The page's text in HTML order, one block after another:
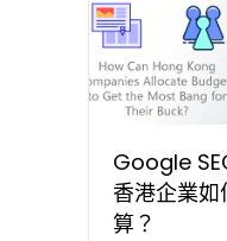
Google
香港企業如
算？